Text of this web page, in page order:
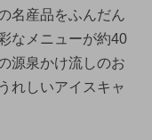
名産品をふんだん
なメニューが約40
源泉かけ流しのお
れしいアイスキャ